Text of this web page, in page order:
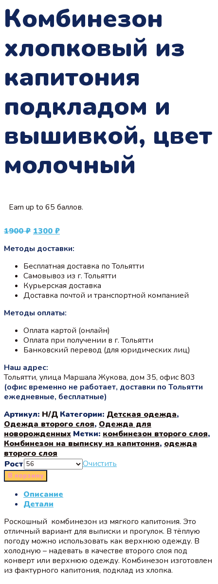
Комбинезон
хлопковый из
капитония
подкладом и
вышивкой, цвет
молочный
Earn up to 65 баллов.
1900₽ Первоначальная
составляла
1300 ₽Текущая
1300 ₽.
Методы доставки:
Бесплатная доставка по Тольятти
Самовывоз из г. Тольятти
Курьерская доставка
Доставка почтой и транспортной компанией
Методы оплаты:
Оплата картой (онлайн)
Оплата при получении в г. Тольятти
Банковский перевод (для юридических лиц)
Наш адрес:
Тольятти, улица Маршала Жукова, дом 35, офис 803
(офис временно не работает, доставки по Тольятти
ежедневные, бесплатные)
Артикул: Н/Д Категории: Детская одежда,
Одежда второго слоя, Одежда для
новорожденных Метки: комбинезон второго слоя,
Комбинезон на выписку из капитония, одежда
второго слоя
Рост
Очистить
В корзину
Описание
Детали
Роскошный комбинезон из мягкого капитония. Это
отличный вариант для выписки и прогулок. В тёплую
погоду можно использовать как верхнюю одежду. В
холодную – надевать в качестве второго слоя под
конверт или верхнюю одежду. Комбинезон изготовлен
из фактурного капитония, подклад из хлопка.